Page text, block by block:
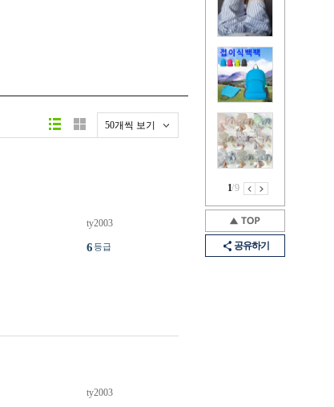
1/9
공유하기
50개씩 보기
ty2003
6등급
ty2003